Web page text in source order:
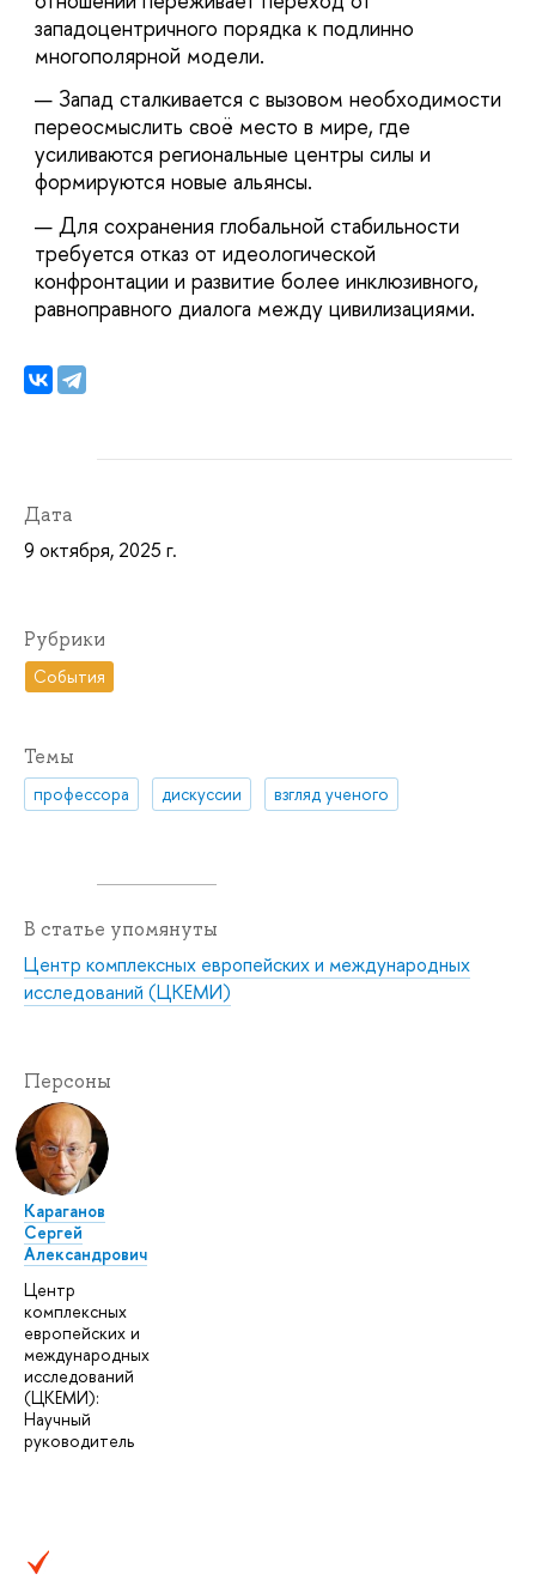
западоцентричного порядка к подлинно
многополярной модели.
Запад сталкивается с вызовом необходимости
переосмыслить своё место в мире, где
усиливаются региональные центры силы и
формируются новые альянсы.
Для сохранения глобальной стабильности
требуется отказ от идеологической
конфронтации и развитие более инклюзивного,
равноправного диалога между цивилизациями.
Дата
9 октября, 2025 г.
Рубрики
События
Темы
профессора дискуссии взгляд ученого
В статье упомянуты
Центр комплексных европейских и международных
исследований (ЦКЕМИ)
Персоны
Караганов
Сергей
Александрович
Центр
комплексных
европейских и
международных
исследований
(ЦКЕМИ):
Научный
руководитель